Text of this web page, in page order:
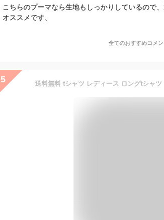
こちらのプーマなら生地もしっかりしているので
オススメです、
全てのおすすめコメン
5